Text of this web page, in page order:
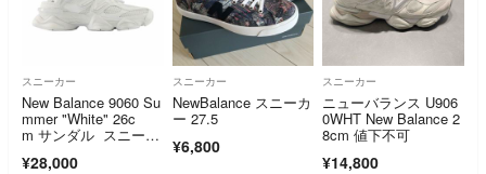
スニーカー
New Balance 9060 Su
mmer "White" 26c
m サンダル スニーカ
¥28,000
スニーカー
NewBalance スニーカ
ー 27.5
¥6,800
スニーカー
ニューバランス U906
0WHT New Balance 2
8cm 値下不可
¥14,800